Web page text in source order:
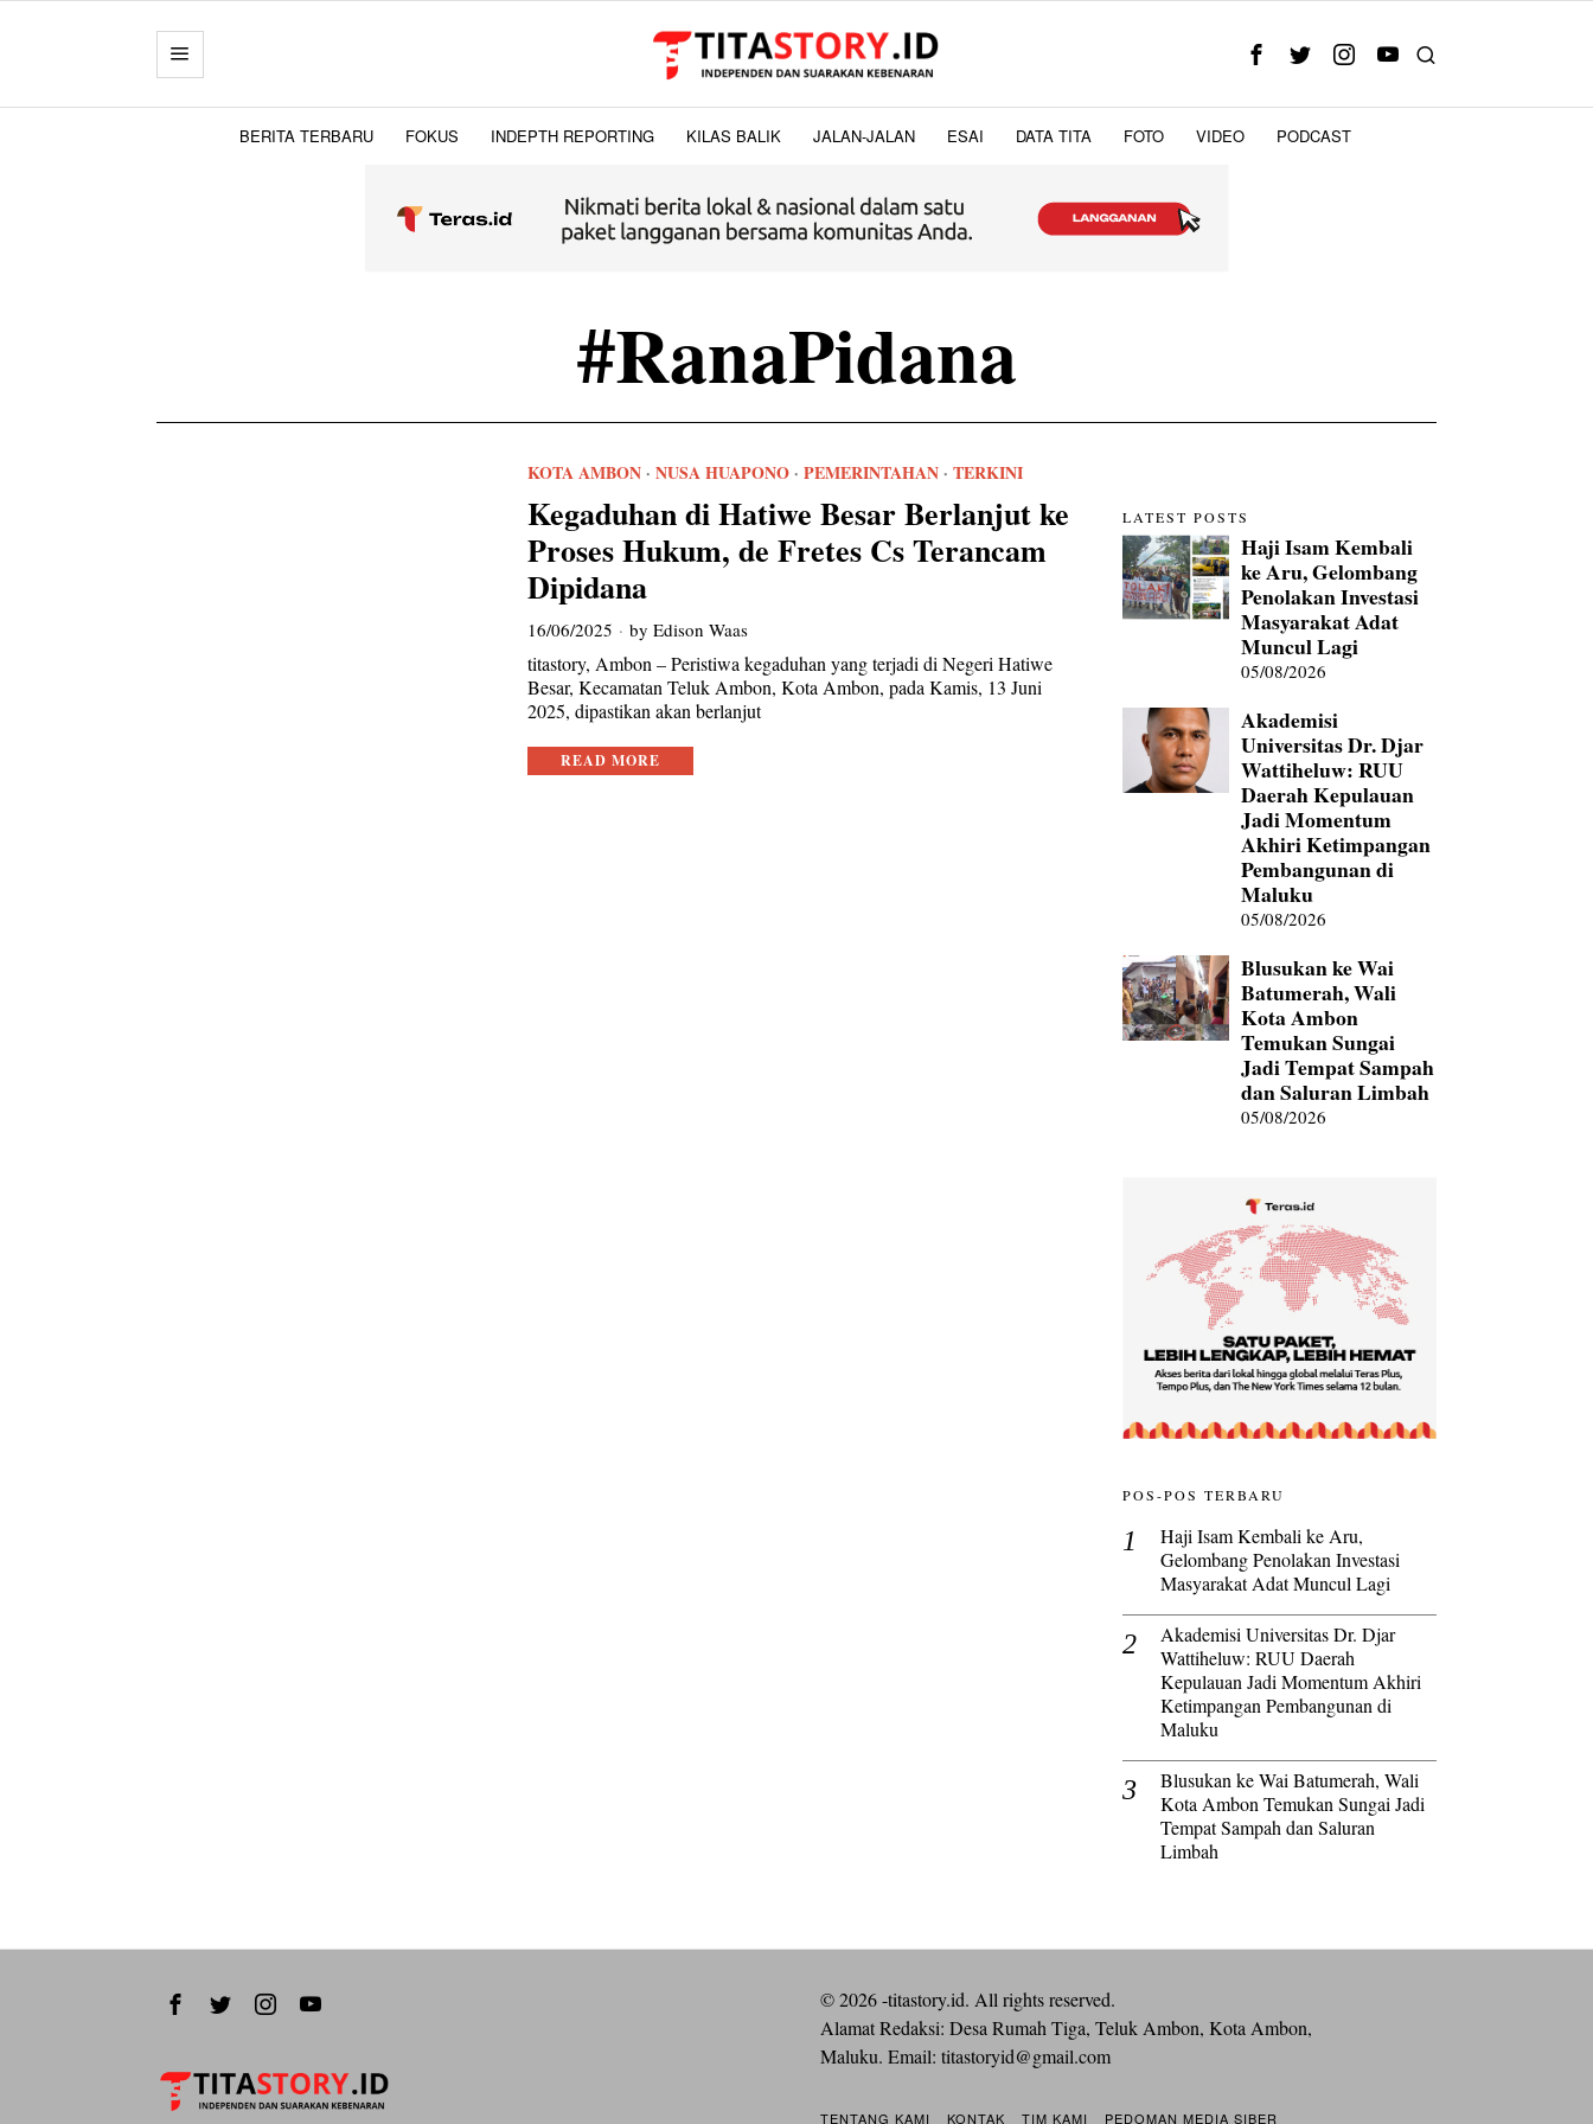
BERITA TERBARU FOKUS INDEPTH REPORTING KILAS BALIK JALAN-JALAN ESAI DATA TITA FOTO VIDEO PODCAST
#RanaPidana
KOTA AMBON· NUSA HUAPONO· PEMERINTAHAN· TERKINI
Kegaduhan di Hatiwe Besar Berlanjut ke
Proses Hukum, de Fretes Cs Terancam
Dipidana
16/06/2025 byEdison Waas
titastory, Ambon – Peristiwa kegaduhan yang terjadi di Negeri Hatiwe
Besar, Kecamatan Teluk Ambon, Kota Ambon, pada Kamis, 13 Juni
2025, dipastikan akan berlanjut
READ MORE
LATEST POSTS
Haji Isam Kembali
ke Aru, Gelombang
Penolakan Investasi
Masyarakat Adat
Muncul Lagi
05/08/2026
Akademisi
Universitas Dr. Djar
Wattiheluw: RUU
Daerah Kepulauan
Jadi Momentum
Akhiri Ketimpangan
Pembangunan di
Maluku
05/08/2026
Blusukan ke Wai
Batumerah, Wali
Kota Ambon
Temukan Sungai
Jadi Tempat Sampah
dan Saluran Limbah
05/08/2026
POS-POS TERBARU
Haji Isam Kembali ke Aru,
Gelombang Penolakan Investasi
Masyarakat Adat Muncul Lagi
Akademisi Universitas Dr. Djar
Wattiheluw: RUU Daerah
Kepulauan Jadi Momentum Akhiri
Ketimpangan Pembangunan di
Maluku
Blusukan ke Wai Batumerah, Wali
Kota Ambon Temukan Sungai Jadi
Tempat Sampah dan Saluran
Limbah
©2026-titastory.id. All rights reserved.
Alamat Redaksi: Desa Rumah Tiga, Teluk Ambon, Kota Ambon,
Maluku. Email: titastoryid@gmail.com
TENTANG KAMI KONTAK TIM KAMI PEDOMAN MEDIA SIBER